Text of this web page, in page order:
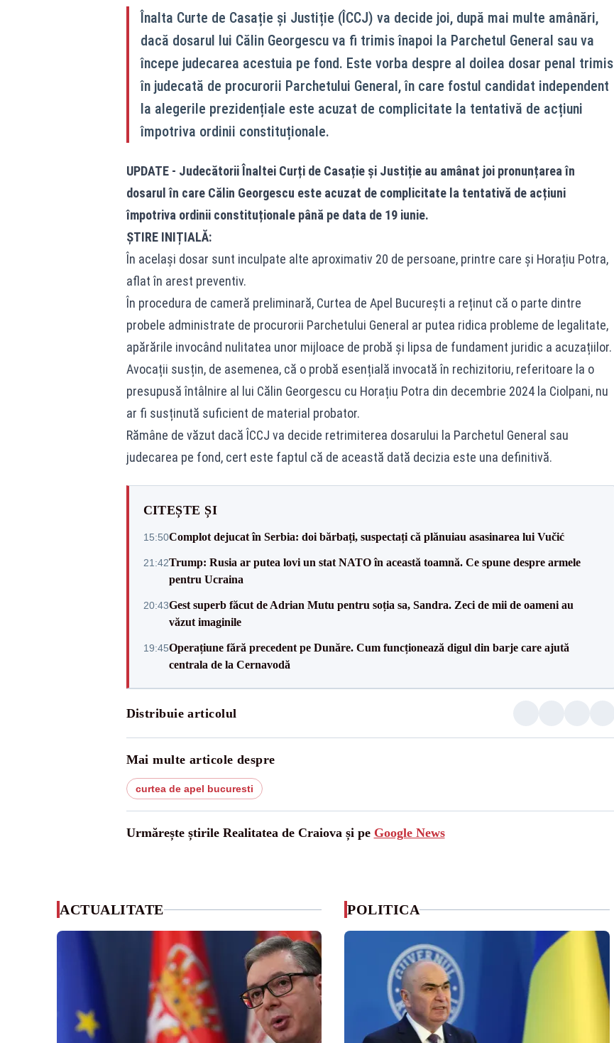
Înalta Curte de Casație și Justiție (ÎCCJ) va decide joi, după mai multe amânări,
dacă dosarul lui Călin Georgescu va fi trimis înapoi la Parchetul General sau va
începe judecarea acestuia pe fond. Este vorba despre al doilea dosar penal trimis
în judecată de procurorii Parchetului General, în care fostul candidat independent
la alegerile prezidențiale este acuzat de complicitate la tentativă de acțiuni
împotriva ordinii constituționale.
UPDATE - Judecătorii Înaltei Curți de Casație și Justiție au amânat joi pronunțarea în
dosarul în care Călin Georgescu este acuzat de complicitate la tentativă de acțiuni
împotriva ordinii constituționale până pe data de 19 iunie.
ȘTIRE INIȚIALĂ:
În același dosar sunt inculpate alte aproximativ 20 de persoane, printre care și Horațiu Potra,
aflat în arest preventiv.
În procedura de cameră preliminară, Curtea de Apel București a reținut că o parte dintre
probele administrate de procurorii Parchetului General ar putea ridica probleme de legalitate,
apărările invocând nulitatea unor mijloace de probă și lipsa de fundament juridic a acuzațiilor.
Avocații susțin, de asemenea, că o probă esențială invocată în rechizitoriu, referitoare la o
presupusă întâlnire al lui Călin Georgescu cu Horațiu Potra din decembrie 2024 la Ciolpani, nu
ar fi susținută suficient de material probator.
Rămâne de văzut dacă ÎCCJ va decide retrimiterea dosarului la Parchetul General sau
judecarea pe fond, cert este faptul că de această dată decizia este una definitivă.
CITEȘTE ȘI
15:50Complot dejucat în Serbia: doi bărbați, suspectați că plănuiau asasinarea lui Vučić
21:42Trump: Rusia ar putea lovi un stat NATO în această toamnă. Ce spune despre armele
pentru Ucraina
20:43Gest superb făcut de Adrian Mutu pentru soția sa, Sandra. Zeci de mii de oameni au
văzut imaginile
19:45Operațiune fără precedent pe Dunăre. Cum funcționează digul din barje care ajută
centrala de la Cernavodă
Distribuie articolul
Mai multe articole despre
curtea de apel bucuresti
Urmărește știrile Realitatea de Craiova și pe Google News
ACTUALITATE POLITICA